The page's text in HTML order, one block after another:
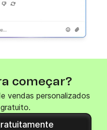
começar?
vendas personalizados